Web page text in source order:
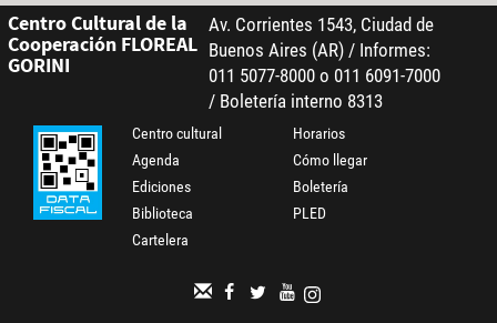
Centro Cultural de la
Cooperación FLOREAL
GORINI
Av. Corrientes 1543, Ciudad de
Buenos Aires (AR) / Informes:
011 5077-8000 o 011 6091-7000
/ Boletería interno 8313
Centro cultural
Agenda
Ediciones
Biblioteca
Cartelera
Horarios
Cómo llegar
Boletería
PLED